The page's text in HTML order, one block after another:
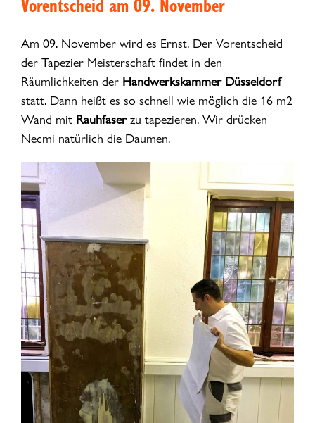
Am 09. November wird es Ernst. Der Vorentscheid
der Tapezier Meisterschaft findet in den
Räumlichkeiten der Handwerkskammer Düsseldorf
statt. Dann heißt es so schnell wie möglich die 16 m2
Wand mit Rauhfaserzu tapezieren. Wir drücken
Necmi natürlich die Daumen.